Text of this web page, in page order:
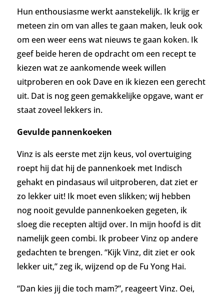
Hun enthousiasme werkt aanstekelijk. Ik krijg er
meteen zin om van alles te gaan maken, leuk ook
om een weer eens wat nieuws te gaan koken. Ik
geef beide heren de opdracht om een recept te
kiezen wat ze aankomende week willen
uitproberen en ook Dave en ik kiezen een gerecht
uit. Dat is nog geen gemakkelijke opgave, want er
staat zoveel lekkers in.
Gevulde pannenkoeken
Vinz is als eerste met zijn keus, vol overtuiging
roept hij dat hij de pannenkoek met Indisch
gehakt en pindasaus wil uitproberen, dat ziet er
zo lekker uit! Ik moet even slikken; wij hebben
nog nooit gevulde pannenkoeken gegeten, ik
sloeg die recepten altijd over. In mijn hoofd is dit
namelijk geen combi. Ik probeer Vinz op andere
gedachten te brengen. “Kijk Vinz, dit ziet er ook
lekker uit,” zeg ik, wijzend op de Fu Yong Hai.
“Dan kies jij die toch mam?”, reageert Vinz. Oei,